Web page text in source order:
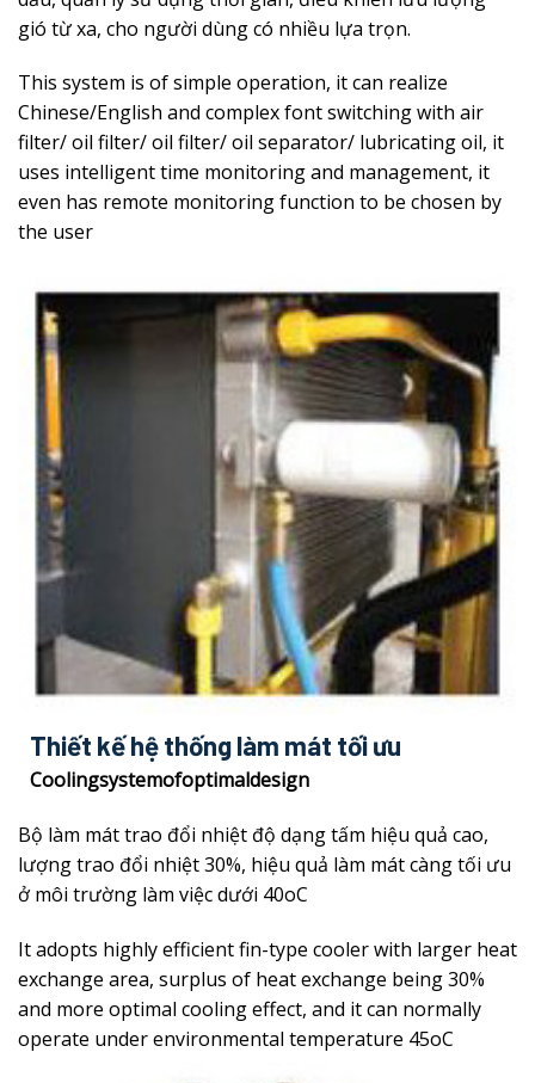
gió từ xa, cho người dùng có nhiều lựa trọn.
This system is of simple operation, it can realize
Chinese/English and complex font switching with air
filter/ oil filter/ oil filter/ oil separator/ lubricating oil, it
uses intelligent time monitoring and management, it
even has remote monitoring function to be chosen by
the user
Thiết kế hệ thống làm mát tối ưu
Coolingsystemofoptimaldesign
Bộ làm mát trao đổi nhiệt độ dạng tấm hiệu quả cao,
lượng trao đổi nhiệt 30%, hiệu quả làm mát càng tối ưu
ở môi trường làm việc dưới 40oC
It adopts highly efficient fin-type cooler with larger heat
exchange area, surplus of heat exchange being 30%
and more optimal cooling effect, and it can normally
operate under environmental temperature 45oC